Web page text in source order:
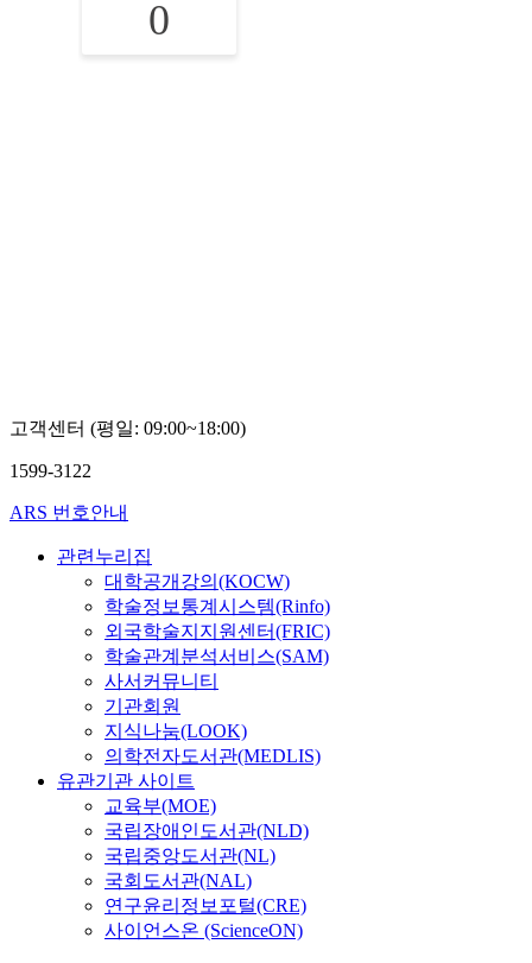
0
고객센터 (평일: 09:00~18:00)
1599-3122
ARS 번호안내
관련누리집
대학공개강의(KOCW)
학술정보통계시스템(Rinfo)
외국학술지지원센터(FRIC)
학술관계분석서비스(SAM)
사서커뮤니티
기관회원
지식나눔(LOOK)
의학전자도서관(MEDLIS)
유관기관 사이트
교육부(MOE)
국립장애인도서관(NLD)
국립중앙도서관(NL)
국회도서관(NAL)
연구윤리정보포털(CRE)
사이언스온 (ScienceON)